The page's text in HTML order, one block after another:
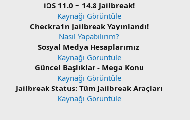
iOS 11.0 ~ 14.8 Jailbreak!
Kaynağı Görüntüle
Checkra1n Jailbreak Yayınlandı!
Nasıl Yapabilirim?
Sosyal Medya Hesaplarımız
Kaynağı Görüntüle
Güncel Başlıklar - Mega Konu
Kaynağı Görüntüle
Jailbreak Status: Tüm Jailbreak Araçları
Kaynağı Görüntüle